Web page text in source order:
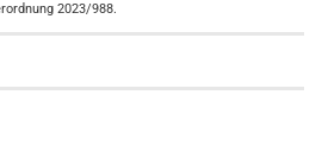
2023/988.